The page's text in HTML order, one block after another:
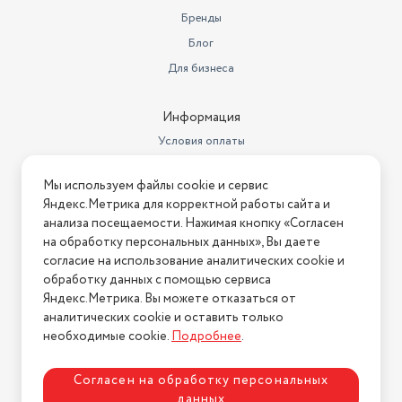
Китай
Вес товара в упаковке, (кг)
1.4
Бренды
Блог
Для бизнеса
Информация
Условия оплаты
Условия возврата
Нашли ошибку на сайте? Напишите нам
2026 © Интернет-магазин "АстМаркет". У нас есть всё!
Политика конфиденциальности
Мы используем файлы cookie и сервис
Яндекс.Метрика для корректной работы сайта и
анализа посещаемости. Нажимая кнопку «Согласен
на обработку персональных данных», Вы даете
согласие на использование аналитических cookie и
обработку данных с помощью сервиса
Яндекс.Метрика. Вы можете отказаться от
аналитических cookie и оставить только
необходимые cookie.Подробнее.
Согласен на обработку персональных